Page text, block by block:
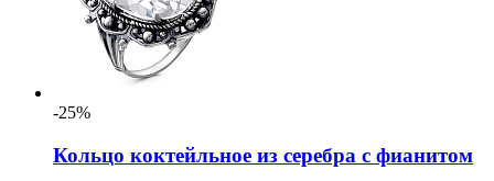
-25%
Кольцо коктейльное из серебра с фианитом